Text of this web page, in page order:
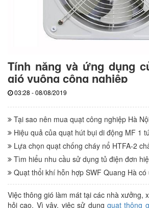
Tính năng và ứng dụng
gió vuông công nghiệp
03:28 - 08/08/2019
Tại sao nên mua quạt công nghiệp Hà
Hiệu quả của quạt hút bụi di động MF 1
Lựa chọn quạt chống cháy nổ HTFA-2
Tìm hiểu nhu cầu sử dụng tủ điện đơn
Quạt thổi khí hỗn hợp SWF Quang Hà
Việc thông gió làm mát tại các nhà xưởng,
hỏi cao. Vì vậy, việc sử dụng quạt thông